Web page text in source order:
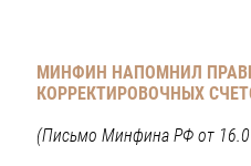
МИНФИН НАПОМНИЛ
КОРРЕКТИРОВОЧНЫХ
(Письмо Минфина РФ от